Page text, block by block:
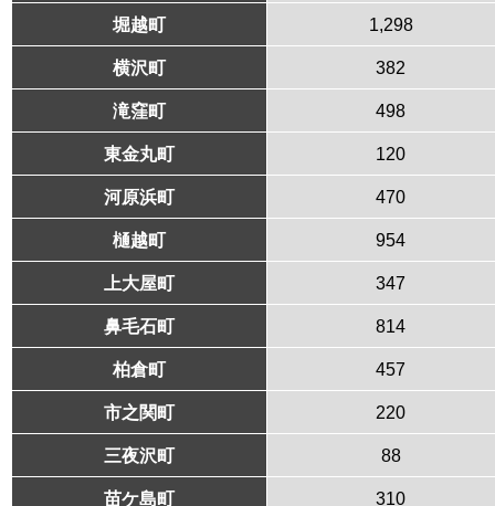
堀越町 1,298
横沢町 382
滝窪町 498
東金丸町 120
河原浜町 470
樋越町 954
上大屋町 347
鼻毛石町 814
柏倉町 457
市之関町 220
三夜沢町 88
苗ケ島町 310